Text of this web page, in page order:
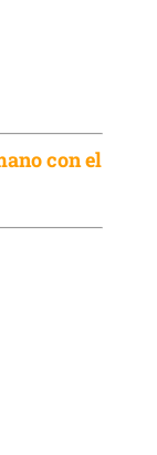
con el